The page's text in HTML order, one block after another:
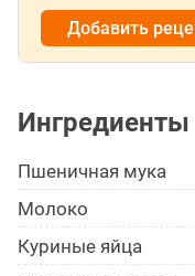
Добавить
Ингредиенты
Пшеничная мука
Молоко
Куриные яйца